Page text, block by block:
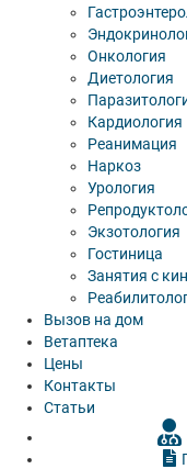
Онкология
Диетология
Кардиология
Реанимация
Наркоз
Урология
Экзотология
Гостиница
Занятия с
Вызов на дом
Ветаптека
Цены
Контакты
Статьи